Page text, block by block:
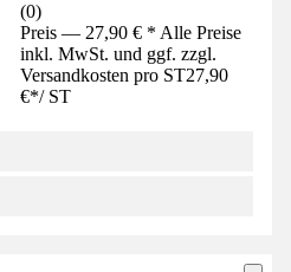
(0)
Preis — 27,90 € * Alle Preise
inkl. MwSt. und ggf. zzgl.
Versandkosten pro ST27,90
€*/ ST